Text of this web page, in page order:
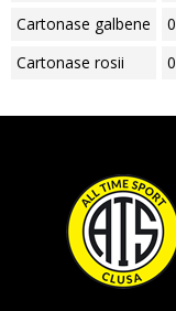
Cartonase galbene
0
Cartonase rosii
0